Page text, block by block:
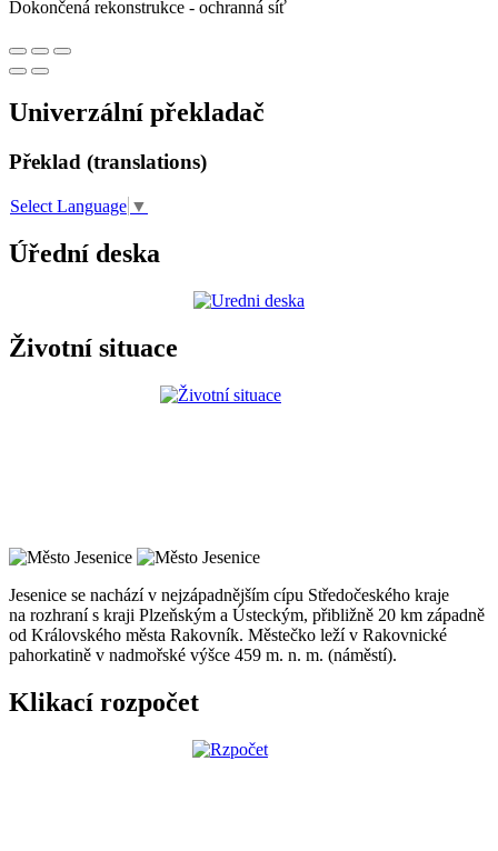
Dokončená rekonstrukce - ochranná síť
Univerzální překladač
Překlad (translations)
Select Language ▼
Úřední deska
Životní situace
Jesenice se nachází v nejzápadnějším cípu Středočeského kraje
na rozhraní s kraji Plzeňským a Ústeckým, přibližně 20 km západně
od Královského města Rakovník. Městečko leží v Rakovnické
pahorkatině v nadmořské výšce 459 m. n. m. (náměstí).
Klikací rozpočet